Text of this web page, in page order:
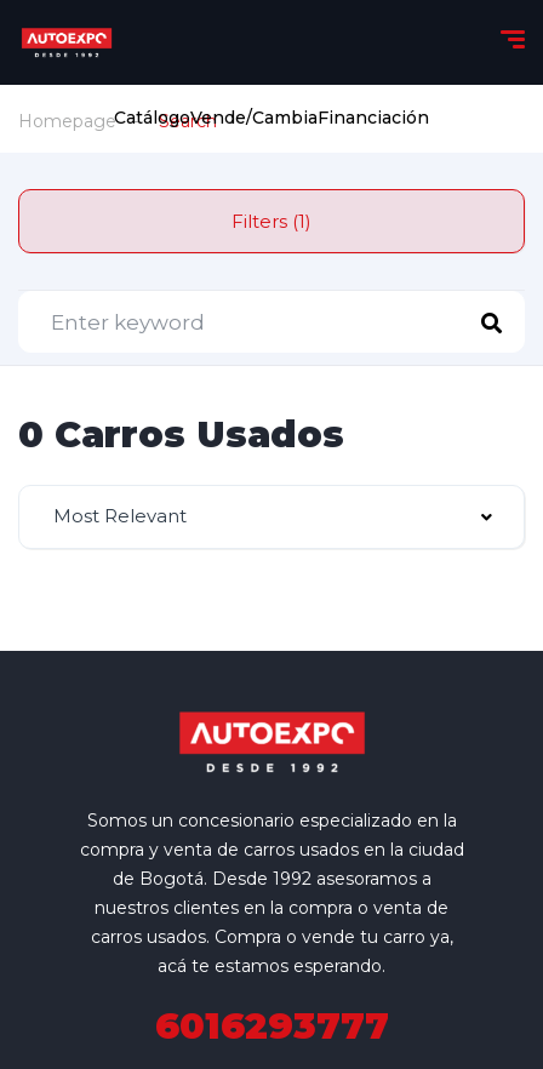
CatálogoVende/CambiaFinanciación
Homepage Search
Filters (1)
0 Carros Usados
Most Relevant
Somos un concesionario especializado en la
compra y venta de carros usados en la ciudad
de Bogotá. Desde 1992 asesoramos a
nuestros clientes en la compra o venta de
carros usados. Compra o vende tu carro ya,
acá te estamos esperando.
6016293777